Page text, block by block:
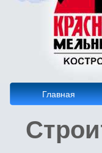
Главная